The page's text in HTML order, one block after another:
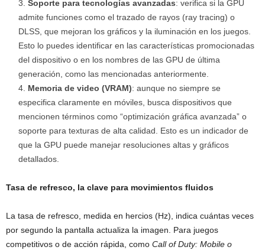
Soporte para tecnologías avanzadas: verifica si la GPU
admite funciones como el trazado de rayos (ray tracing) o
DLSS, que mejoran los gráficos y la iluminación en los juegos.
Esto lo puedes identificar en las características promocionadas
del dispositivo o en los nombres de las GPU de última
generación, como las mencionadas anteriormente.
Memoria de video (VRAM): aunque no siempre se
especifica claramente en móviles, busca dispositivos que
mencionen términos como “optimización gráfica avanzada” o
soporte para texturas de alta calidad. Esto es un indicador de
que la GPU puede manejar resoluciones altas y gráficos
detallados.
Tasa de refresco, la clave para movimientos fluidos
La tasa de refresco, medida en hercios (Hz), indica cuántas veces
por segundo la pantalla actualiza la imagen. Para juegos
competitivos o de acción rápida, como Call of Duty: Mobile o